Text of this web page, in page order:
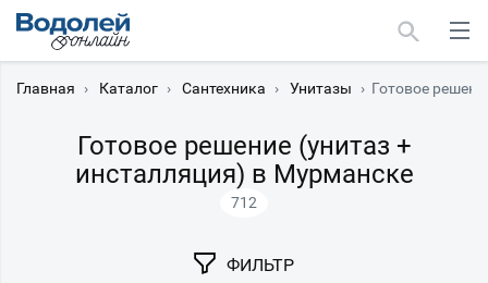
Главная › Каталог › Сантехника › Унитазы › Готовое
Готовое решение (унитаз +
инсталляция) в Мурманске
712
ФИЛЬТР